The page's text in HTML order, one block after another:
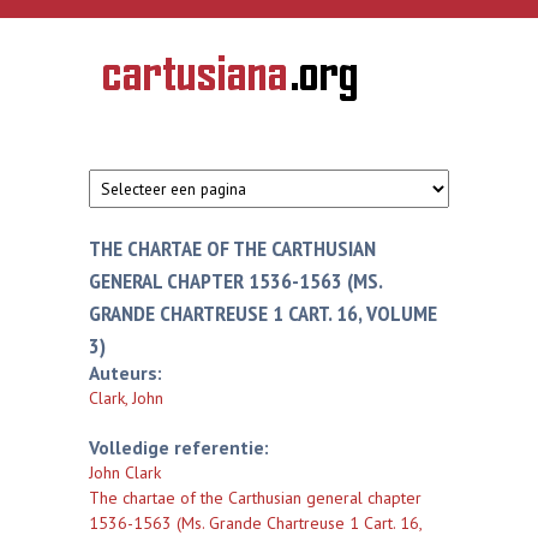
Overslaan en naar de inhoud gaan
CARTUSIANA
Geschiedenis
van de
THE CHARTAE OF THE CARTHUSIAN
GENERAL CHAPTER 1536-1563 (MS.
GRANDE CHARTREUSE 1 CART. 16, VOLUME
3)
Auteurs:
Clark, John
Volledige referentie:
John Clark
The chartae of the Carthusian general chapter
1536-1563 (Ms. Grande Chartreuse 1 Cart. 16,